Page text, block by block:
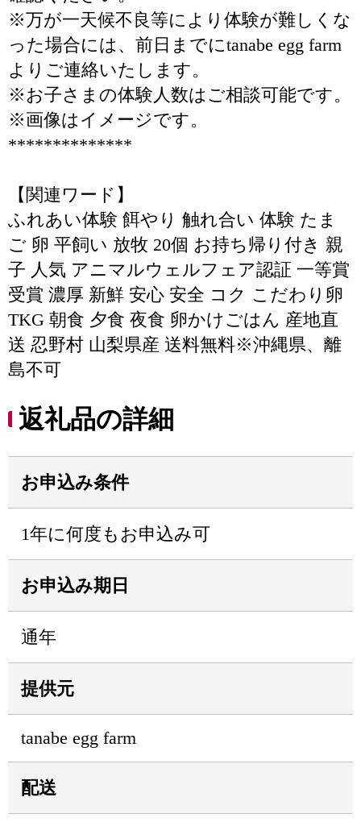
※万が一天候不良等により体験が難しくな
った場合には、前日までにtanabe egg farm
よりご連絡いたします。
※お子さまの体験人数はご相談可能です。
※画像はイメージです。
**************
【関連ワード】
ふれあい体験 餌やり 触れ合い 体験 たま
ご 卵 平飼い 放牧 20個 お持ち帰り付き 親
子 人気 アニマルウェルフェア認証 一等賞
受賞 濃厚 新鮮 安心 安全 コク こだわり卵
TKG 朝食 夕食 夜食 卵かけごはん 産地直
送 忍野村 山梨県産 送料無料※沖縄県、離
島不可
返礼品の詳細
お申込み条件
1年に何度もお申込み可
お申込み期日
通年
提供元
tanabe egg farm
配送